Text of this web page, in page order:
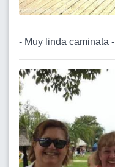
- Muy linda caminata -